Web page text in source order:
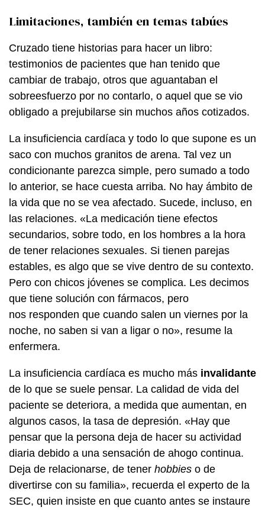
Limitaciones, también en temas tabúes
Cruzado tiene historias para hacer un libro:
testimonios de pacientes que han tenido que
cambiar de trabajo, otros que aguantaban el
sobreesfuerzo por no contarlo, o aquel que se vio
obligado a prejubilarse sin muchos años cotizados.
La insuficiencia cardíaca y todo lo que supone es un
saco con muchos granitos de arena. Tal vez un
condicionante parezca simple, pero sumado a todo
lo anterior, se hace cuesta arriba. No hay ámbito de
la vida que no se vea afectado. Sucede, incluso, en
las relaciones. «La medicación tiene efectos
secundarios, sobre todo, en los hombres a la hora
de tener relaciones sexuales. Si tienen parejas
estables, es algo que se vive dentro de su contexto.
Pero con chicos jóvenes se complica. Les decimos
que tiene solución con fármacos, pero
nos responden que cuando salen un viernes por la
noche, no saben si van a ligar o no», resume la
enfermera.
La insuficiencia cardíaca es mucho más invalidante
de lo que se suele pensar. La calidad de vida del
paciente se deteriora, a medida que aumentan, en
algunos casos, la tasa de depresión. «Hay que
pensar que la persona deja de hacer su actividad
diaria debido a una sensación de ahogo continua.
Deja de relacionarse, de tener hobbies o de
divertirse con su familia», recuerda el experto de la
SEC, quien insiste en que cuanto antes se instaure